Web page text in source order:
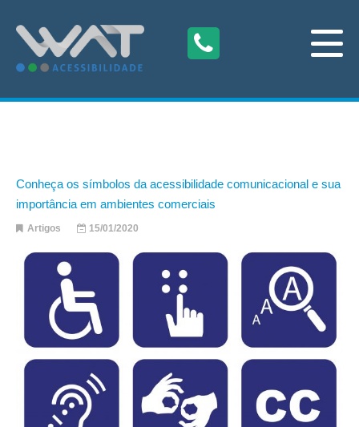
Conheça os símbolos da acessibilidade comunicacional e sua
importância em ambientes comerciais
Artigos 15/01/2020